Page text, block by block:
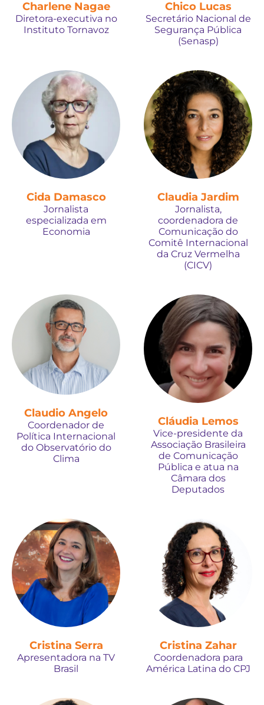
Charlene Nagae
Diretora-executiva no
Instituto Tornavoz
Chico Lucas
Secretário Nacional de
Segurança Pública
(Senasp)
Cida Damasco
Jornalista
especializada em
Economia
Claudia Jardim
Jornalista,
coordenadora de
Comunicação do
Comitê Internacional
da Cruz Vermelha
(CICV)
Claudio Angelo
Coordenador de
Política Internacional
do Observatório do
Clima
Cláudia Lemos
Vice-presidente da
Associação Brasileira
de Comunicação
Pública e atua na
Câmara dos
Deputados
Cristina Serra
Apresentadora na TV
Brasil
Cristina Zahar
Coordenadora para
América Latina do CPJ